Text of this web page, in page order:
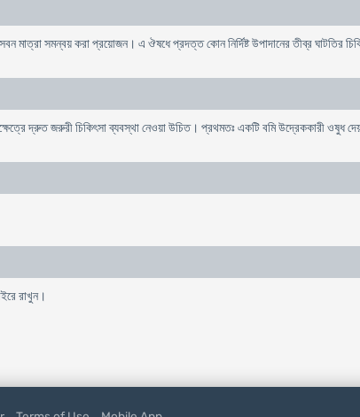
মাত্রা সমন্বয় করা প্রয়োজন। এ ঔষধে প্রদত্ত কোন নির্দিষ্ট উপাদানের তীব্র ঘাটতির
দ্রুত জরুরী চিকিৎসা ব্যবস্থা নেওয়া উচিত। প্রথমতঃ একটি বমি উদ্রেককারী
রাখুন।